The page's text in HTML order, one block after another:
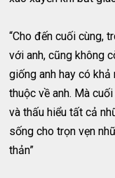
“Cho đến cuối cùng,
với anh, cũng không
giống anh hay có
thuộc về anh. Mà
và thấu hiểu tất cả
sống cho trọn vẹn
thản”